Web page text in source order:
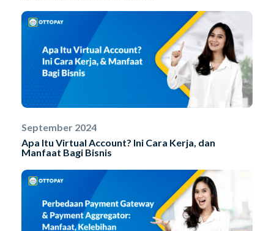
September 2024
Apa Itu Virtual Account? Ini Cara Kerja, dan
Manfaat Bagi Bisnis